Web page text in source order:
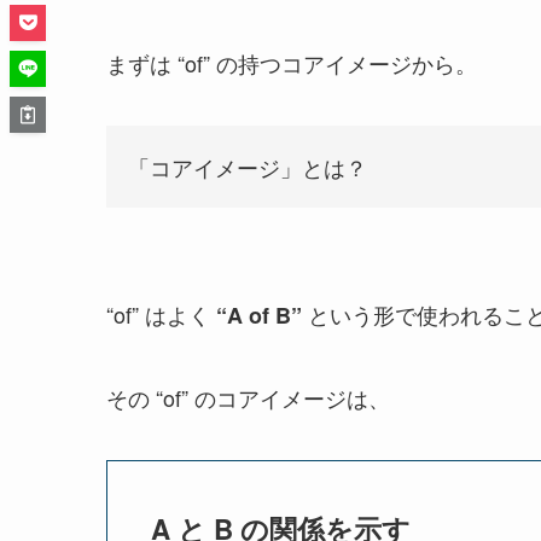
まずは “of” の持つコアイメージから。
「コアイメージ」とは？
“of” はよく “A of B” という形で使われるこ
その “of” のコアイメージは、
A と B の関係を示す